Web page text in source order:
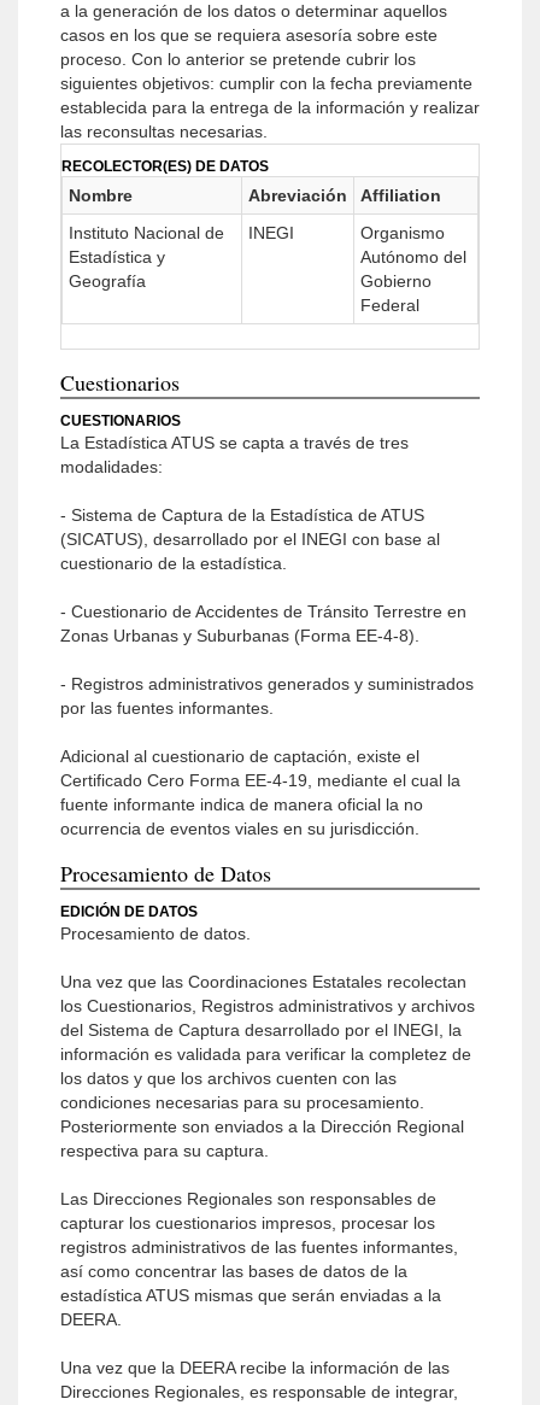
a la generación de los datos o determinar aquellos
casos en los que se requiera asesoría sobre este
proceso. Con lo anterior se pretende cubrir los
siguientes objetivos: cumplir con la fecha previamente
establecida para la entrega de la información y realizar
las reconsultas necesarias.
RECOLECTOR(ES) DE DATOS
Nombre Abreviación
Affiliation
Instituto Nacional de
Estadística y
Geografía
INEGI
Organismo
Autónomo del
Gobierno
Federal
Cuestionarios
CUESTIONARIOS
La Estadística ATUS se capta a través de tres
modalidades:
- Sistema de Captura de la Estadística de ATUS
(SICATUS), desarrollado por el INEGI con base al
cuestionario de la estadística.
- Cuestionario de Accidentes de Tránsito Terrestre en
Zonas Urbanas y Suburbanas (Forma EE-4-8).
- Registros administrativos generados y suministrados
por las fuentes informantes.
Adicional al cuestionario de captación, existe el
Certificado Cero Forma EE-4-19, mediante el cual la
fuente informante indica de manera oficial la no
ocurrencia de eventos viales en su jurisdicción.
Procesamiento de Datos
EDICIÓN DE DATOS
Procesamiento de datos.
Una vez que las Coordinaciones Estatales recolectan
los Cuestionarios, Registros administrativos y archivos
del Sistema de Captura desarrollado por el INEGI, la
información es validada para verificar la completez de
los datos y que los archivos cuenten con las
condiciones necesarias para su procesamiento.
Posteriormente son enviados a la Dirección Regional
respectiva para su captura.
Las Direcciones Regionales son responsables de
capturar los cuestionarios impresos, procesar los
registros administrativos de las fuentes informantes,
así como concentrar las bases de datos de la
estadística ATUS mismas que serán enviadas a la
DEERA.
Una vez que la DEERA recibe la información de las
Direcciones Regionales, es responsable de integrar,